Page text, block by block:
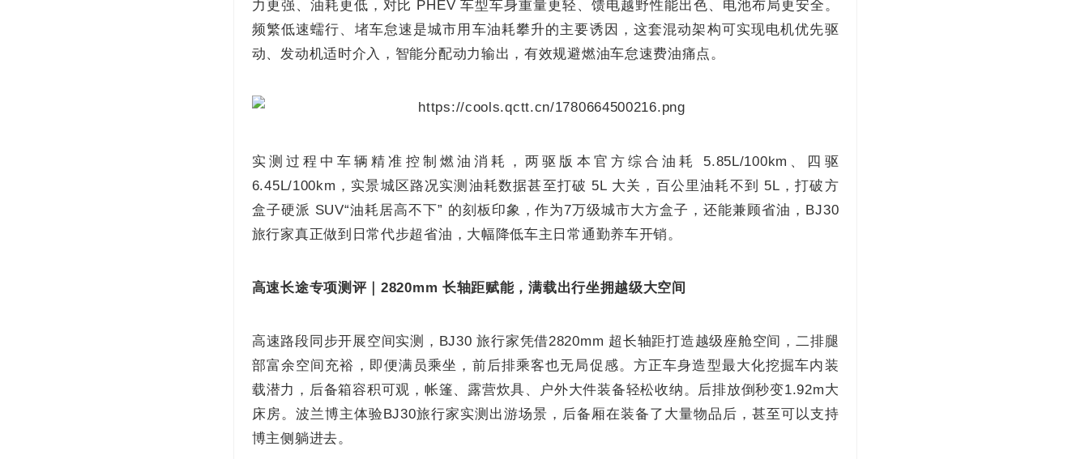
力更强、油耗更低，对比 PHEV 车型车身重量更轻、馈电越野性能出色、电池布局更安全。
频繁低速蠕行、堵车怠速是城市用车油耗攀升的主要诱因，这套混动架构可实现电机优先驱
动、发动机适时介入，智能分配动力输出，有效规避燃油车怠速费油痛点。
实测过程中车辆精准控制燃油消耗，两驱版本官方综合油耗 5.85L/100km、四驱
6.45L/100km，实景城区路况实测油耗数据甚至打破 5L 大关，百公里油耗不到 5L，打破方
盒子硬派 SUV“油耗居高不下” 的刻板印象，作为7万级城市大方盒子，还能兼顾省油，BJ30
旅行家真正做到日常代步超省油，大幅降低车主日常通勤养车开销。
高速长途专项测评｜2820mm 长轴距赋能，满载出行坐拥越级大空间
高速路段同步开展空间实测，BJ30 旅行家凭借2820mm 超长轴距打造越级座舱空间，二排腿
部富余空间充裕，即便满员乘坐，前后排乘客也无局促感。方正车身造型最大化挖掘车内装
载潜力，后备箱容积可观，帐篷、露营炊具、户外大件装备轻松收纳。后排放倒秒变1.92m大
床房。波兰博主体验BJ30旅行家实测出游场景，后备厢在装备了大量物品后，甚至可以支持
博主侧躺进去。